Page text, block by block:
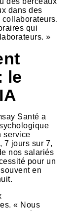
dans des
qui
»
le
Santé a
service
7 jours sur 7,
nos salariés
pour un
en
« Nous